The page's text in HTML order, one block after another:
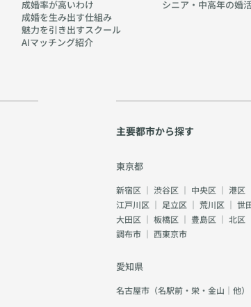
成婚率が高いわけ
成婚を生み出す仕組み
魅力を引き出すスクール
AIマッチング紹介
シニア・中高年の婚
主要都市から探す
東京都
新宿区 ｜ 渋谷区 ｜ 中央区 ｜ 港区
江戸川区 ｜ 足立区 ｜ 荒川区 ｜ 世
大田区 ｜ 板橋区 ｜ 豊島区 ｜ 北区
調布市 ｜ 西東京市
愛知県
名古屋市（名駅前・栄・金山｜他）